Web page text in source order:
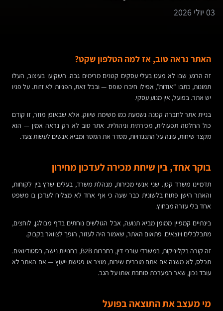
03 יולי 2026
האתר נראה טוב, אז למה הטלפון שקט?
זה הרגע שבו לא מעט בעלי עסקים קטנים מרימים גבה. השקיעו בעיצוב, העלו
תמונות, כתבו “אודות”, אפילו חיברו טופס — ובכל זאת, הפניות לא זזות. על פניו
יש אתר. בפועל, אין מנוע עסקי.
בניית אתר לחברה קטנה נשמעת כמו משימת שיווק. אלא שבאופן מוזר, זו קודם
כול החלטה תפעולית, מכירתית וניהולית. אתר טוב לא רק נראה אמין — הוא
מקצר שיחות, עונה על התנגדויות, מסדר את המסר ומביא אנשים לעשות צעד.
בוקר אחד, בין שיחת מכירה לעדכון מחירון
תדמיינו משרד קטן. שני אנשי מכירות, מנהלת משרד, בעלים שרץ בין לקוחות,
והאתר הישן פתוח בלשונית כבר שעה כי אף אחד לא מצליח לעדכן בו משפט
אחד בלי עזרה מבחוץ.
בינתיים קמפיין ממומן מביא תנועה, אבל הגולשים נוחתים בדף מבולגן, לוחצים,
מתבלבלים ויוצאים. פתאום האתר, שאמור היה לעזור, הופך לצוואר בקבוק.
זה קורה בקליניקות, במשרדי עורכי דין, בחברות B2B, בחנויות נישה, בסטודיואים.
תכלס, לא משנה אם אתם מוכרים שירות, מוצר או פגישת ייעוץ — אם האתר לא
עובד נכון, שאר המערכת סוחבת אותו על הגב.
מי מעצב את התוצאה בפועל